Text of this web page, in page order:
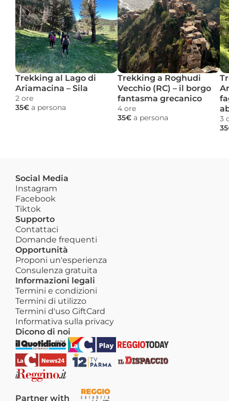
Trekking al Lago di
Ariamacina – Sila
2 ore
35€ a persona
Trekking a Roghudi
Vecchio (RC) – il borgo
fantasma grecanico
4 ore
35€ a persona
3
Social Media
Instagram
Facebook
Tiktok
Supporto
Contattaci
Domande frequenti
Opportunità
Proponi un'esperienza
Consulenza gratuita
Informazioni legali
Termini e condizioni
Termini di utilizzo
Termini d'uso GiftCard
Informativa sulla privacy
Dicono di noi
Partner with